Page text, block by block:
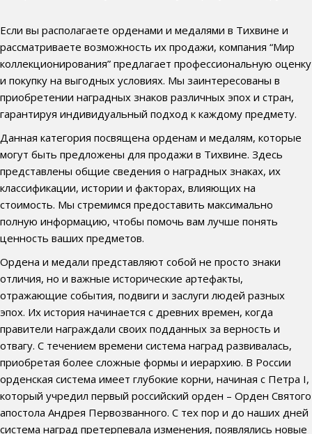
Если вы располагаете орденами и медалями в Тихвине и
рассматриваете возможность их продажи, компания “Мир
коллекционирования” предлагает профессиональную оценку
и покупку на выгодных условиях. Мы заинтересованы в
приобретении наградных знаков различных эпох и стран,
гарантируя индивидуальный подход к каждому предмету.
Данная категория посвящена орденам и медалям, которые
могут быть предложены для продажи в Тихвине. Здесь
представлены общие сведения о наградных знаках, их
классификации, истории и факторах, влияющих на
стоимость. Мы стремимся предоставить максимально
полную информацию, чтобы помочь вам лучше понять
ценность ваших предметов.
Ордена и медали представляют собой не просто знаки
отличия, но и важные исторические артефакты,
отражающие события, подвиги и заслуги людей разных
эпох. Их история начинается с древних времен, когда
правители награждали своих подданных за верность и
отвагу. С течением времени система наград развивалась,
приобретая более сложные формы и иерархию. В России
орденская система имеет глубокие корни, начиная с Петра I,
который учредил первый российский орден – Орден Святого
апостола Андрея Первозванного. С тех пор и до наших дней
система наград претерпевала изменения, появлялись новые